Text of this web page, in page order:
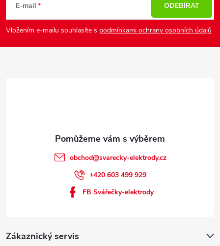
E-mail
Vložením e-mailu souhlasíte s podmínkami ochrany osobních údajů
ODEBÍRAT
Zákaznický servis
obchod@svarecky-elektrody.cz
+420 603 499 929
FB Svářečky-elektrody